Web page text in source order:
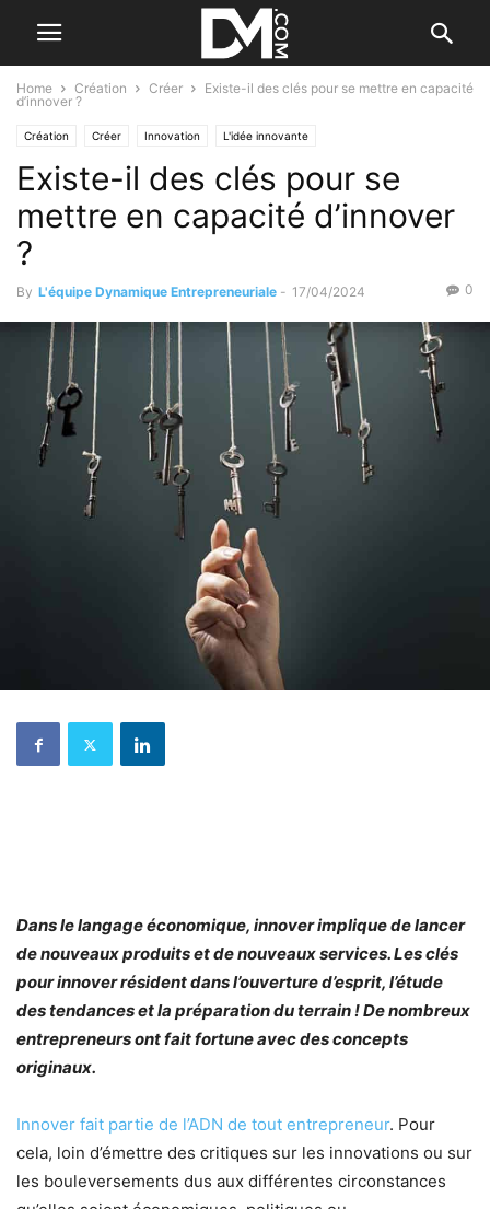
Home Création Créer
Existe-il des clés pour se mettre en capacité
d’innover ?
Création Créer Innovation L'idée innovante
Existe-il des clés pour se
mettre en capacité d’innover
?
By L'équipe Dynamique Entrepreneuriale - 17/04/2024 0
Dans le langage économique, innover implique de lancer
de nouveaux produits et de nouveaux services. Les clés
pour innover résident dans l’ouverture d’esprit, l’étude
des tendances et la préparation du terrain ! De nombreux
entrepreneurs ont fait fortune avec des concepts
originaux.
Innover fait partie de l’ADN de tout entrepreneur. Pour
cela, loin d’émettre des critiques sur les innovations ou sur
les bouleversements dus aux différentes circonstances